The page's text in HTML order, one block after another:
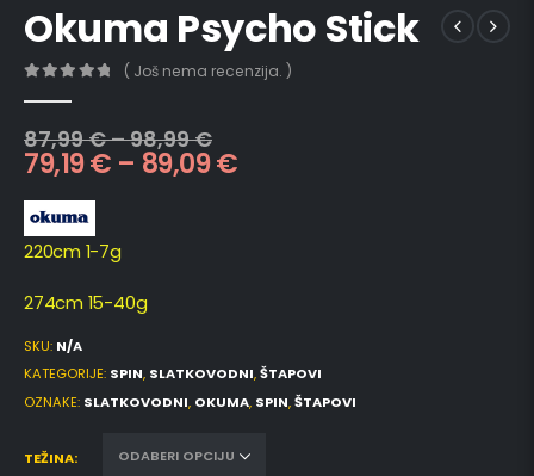
Okuma Psycho Stick
( Još nema recenzija. )
87,99€–98,99€
79,19€ – 89,09€
220cm 1-7g
274cm 15-40g
SKU: N/A
KATEGORIJE: SPIN, SLATKOVODNI,ŠTAPOVI
OZNAKE: SLATKOVODNI, OKUMA, SPIN,ŠTAPOVI
TEŽINA